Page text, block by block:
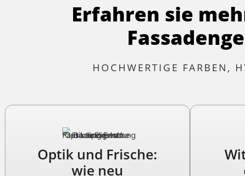
Erfahren sie
HOCHWERTIGE FARBEN,
Optik und Frische:
wie neu